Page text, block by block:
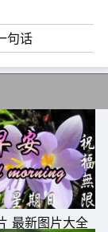
让往事随风，爱
句话
最新图片大全